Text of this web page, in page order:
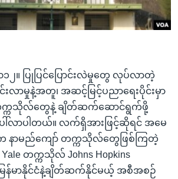
ပ်စာ
၂။ ပြုပြင်ပြောင်းလဲမှုတွေ လုပ်လာတဲ့
င်းလာမှုနဲ့အတူ၊ အဆင့်မြင့်ပညာရေးပိုင်းမှာ
ကသိုလ်တွေနဲ့ ချိတ်ဆက်ဆောင်ရွက်ဖို့
လာပါတယ်။ လက်ရှိအားဖြင့်ဆိုရင် အမေ
နာမည်ကျော် တက္ကသိုလ်တွေဖြစ်ကြတဲ့
တက္ကသိုလ် Johns Hopkins
မာနိုင်ငံနဲ့ချိတ်ဆက်နိုင်မယ့် အစီအစဉ်